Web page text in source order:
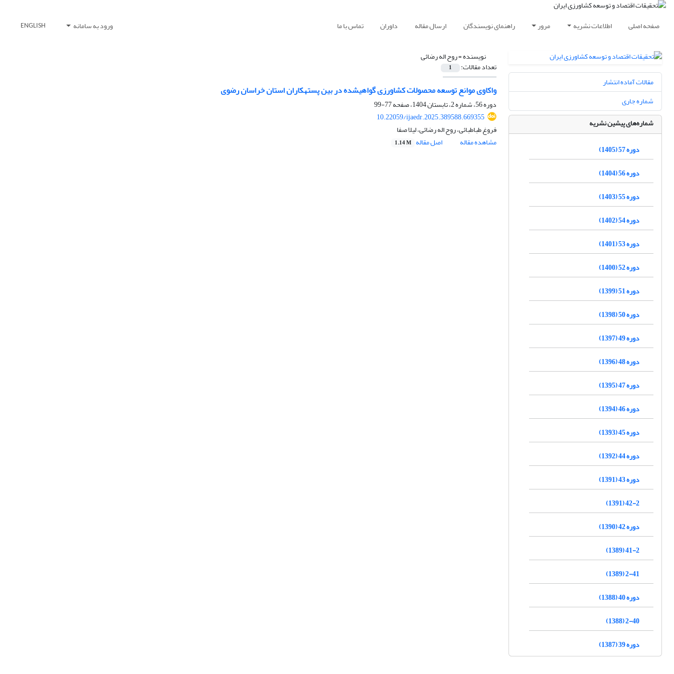
صفحه اصلی اطلاعات نشریه مرور راهنمای نویسندگان ارسال مقاله داوران تماس با ما ورود به سامانه ENGLISH
نویسنده =روح اله رضائی
تعداد مقالات: 1
واکاوی موانع توسعه محصولات کشاورزی گواهیشده در بین پستهکاران استان خراسان رضوی
دوره 56، شماره 2، تابستان 1404، صفحه
77-99
10.22059/ijaedr.2025.389588.669355
فروغ طباطبائی، روح اله رضائی، لیلا صفا
مشاهده مقاله
اصل مقاله 1.14 M
مقالات آماده انتشار
شماره جاری
شماره‌های پیشین نشریه
دوره 57 (1405)
دوره 56 (1404)
دوره 55 (1403)
دوره 54 (1402)
دوره 53 (1401)
دوره 52 (1400)
دوره 51 (1399)
دوره 50 (1398)
دوره 49 (1397)
دوره 48 (1396)
دوره 47 (1395)
دوره 46 (1394)
دوره 45 (1393)
دوره 44 (1392)
دوره 43 (1391)
42-2 (1391)
دوره 42 (1390)
41-2 (1389)
2-41 (1389)
دوره 40 (1388)
2-40 (1388)
دوره 39 (1387)